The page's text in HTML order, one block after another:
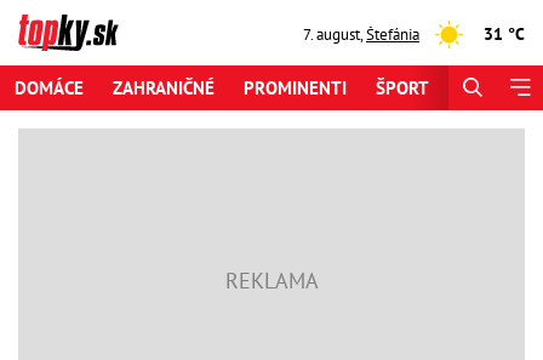
7. august,Štefánia 31 °C
DOMÁCE ZAHRANIČNÉ PROMINENTI ŠPORT